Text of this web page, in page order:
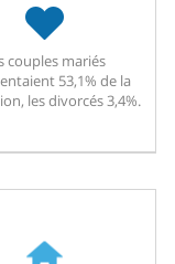
couples mariés
53,1% de la
les divorcés 3,4%.